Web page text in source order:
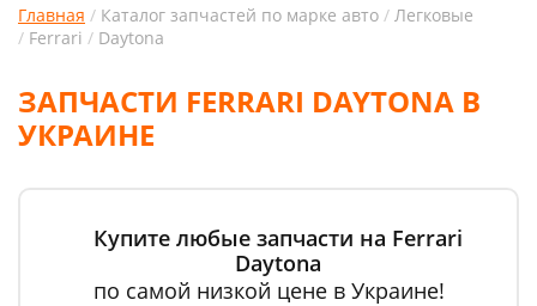
Главная Каталог запчастей по марке авто
Легковые
Ferrari
Daytona
ЗАПЧАСТИ FERRARI DAYTONA В
УКРАИНЕ
Купите любые запчасти на Ferrari
Daytona
по самой низкой цене в Украине!